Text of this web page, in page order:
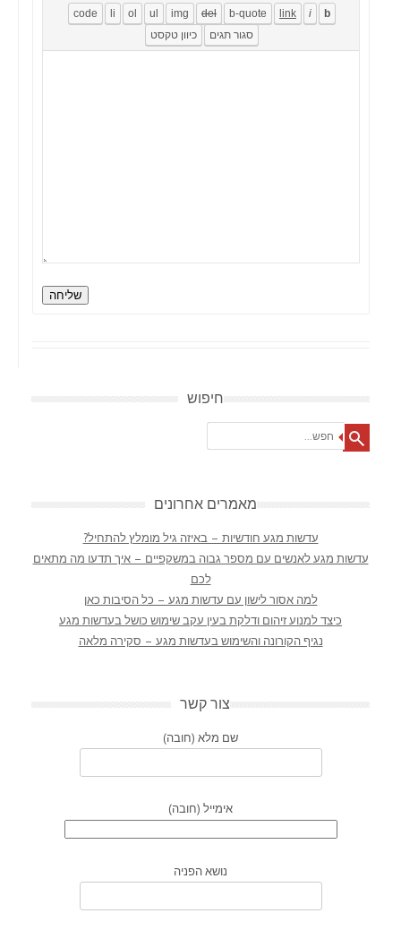
שליחה
חיפוש
מאמרים אחרונים
עדשות מגע חודשיות – באיזה גיל מומלץ להתחיל?
עדשות מגע לאנשים עם מספר גבוה במשקפיים – איך תדעו מה מתאים
לכם
למה אסור לישון עם עדשות מגע – כל הסיבות כאן
כיצד למנוע זיהום ודלקת בעין עקב שימוש כושל בעדשות מגע
נגיף הקורונה והשימוש בעדשות מגע – סקירה מלאה
צור קשר
שם מלא (חובה)
אימייל (חובה)
נושא הפניה